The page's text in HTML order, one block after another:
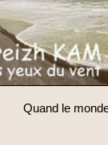
Quand le